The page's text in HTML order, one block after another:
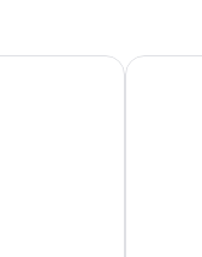
Pullman